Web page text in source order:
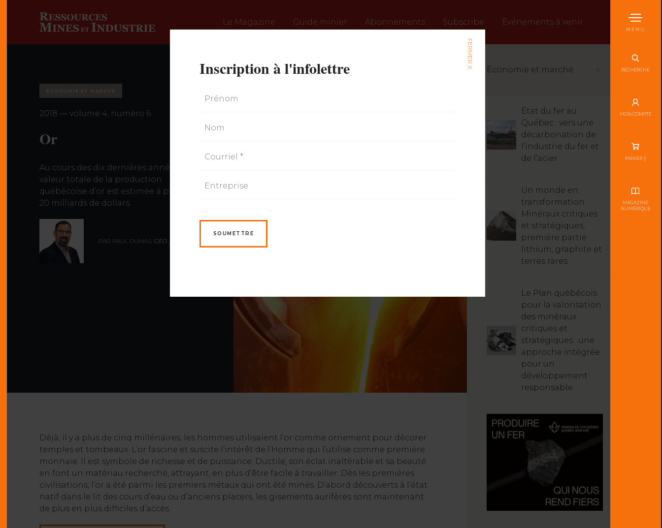
Le Magazine Guide minier Abonnements Subscribe Événements à venir
MENU
RECHERCHE
MON COMPTE
PANIER ()
MAGAZINE
NUMÉRIQUE
ÉCONOMIE ET MARCHÉ
2018 — volume 4, numéro 6
Or
Au cours des dix dernières années, la
valeur totale de la production
québécoise d’or est estimée à plus de
20 milliards de dollars.
PAR PAUL DUMAS, GÉO., MBA
Déjà, il y a plus de cinq millénaires, les hommes utilisaient l’or comme ornement pour décorer
temples et tombeaux. L’or fascine et suscite l’intérêt de l’Homme qui l’utilise comme première
monnaie. Il est symbole de richesse et de puissance. Ductile, son éclat inaltérable et sa beauté
en font un matériau recherché, attrayant, en plus d’être facile à travailler. Dès les premières
civilisations, l’or a été parmi les premiers métaux qui ont été minés. D’abord découverts à l’état
natif dans le lit des cours d’eau ou d’anciens placers, les gisements aurifères sont maintenant
de plus en plus difficiles d’accès.
Économie et marché
État du fer au
Québec : vers une
décarbonation de
l’industrie du fer et
de l’acier
Un monde en
transformation :
Minéraux critiques
et stratégiques,
première partie :
lithium, graphite et
terres rares
Le Plan québécois
pour la valorisation
des minéraux
critiques et
stratégiques : une
approche intégrée
pour un
développement
responsable
FERMER X
Inscription à l'infolettre
SOUMETTRE